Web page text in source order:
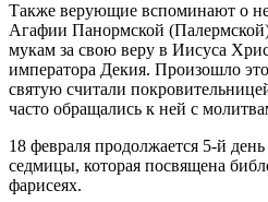
Также верующие вспоминают о
Агафии Панормской
мукам за свою веру в Иисуса
императора Декия. Произошло
святую считали
часто обращались к ней с
18 февраля продолжается 5-й
седмицы, которая посвящена
фарисеях.